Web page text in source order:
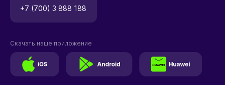
+7 (700) 3 888 188
Скачать наше приложение